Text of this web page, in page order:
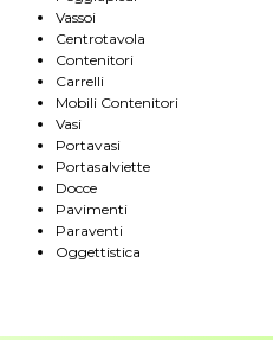
Vassoi
Centrotavola
Contenitori
Carrelli
Mobili Contenitori
Vasi
Portavasi
Portasalviette
Docce
Pavimenti
Paraventi
Oggettistica